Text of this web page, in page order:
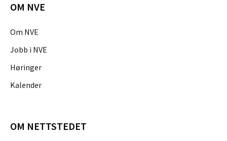
OM NVE
Om NVE
Jobb i NVE
Høringer
Kalender
OM NETTSTEDET